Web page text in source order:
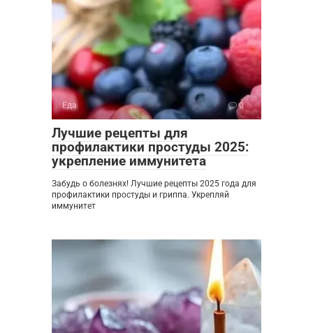
Еда 0
Лучшие рецепты для
профилактики простуды 2025:
укрепление иммунитета
Забудь о болезнях! Лучшие рецепты 2025 года для
профилактики простуды и гриппа. Укрепляй
иммунитет